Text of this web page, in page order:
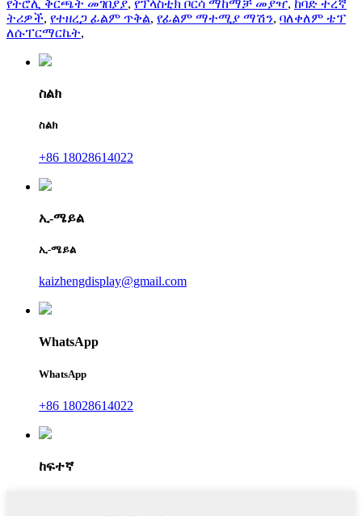
የትሮሊ ቅርጫት መገበያያ, የፕላስቲክ ቦርሳ ማከማቻ መያዣ, ከባድ ተረኛ
ትሪዎች, የተዘረጋ ፊልም ጥቅል, የፊልም ማተሚያ ማሽን, ባለቀለም ቴፕ
ለሱፐርማርኬት,
ስልክ
ስልክ
+86 18028614022
ኢ-ሜይል
ኢ-ሜይል
kaizhengdisplay@gmail.com
WhatsApp
WhatsApp
+86 18028614022
ከፍተኛ